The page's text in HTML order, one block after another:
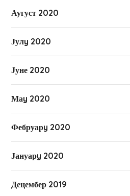
Аугуст 2020
Јулy 2020
Јуне 2020
Маy 2020
Фебруарy 2020
Јануарy 2020
Децембер 2019